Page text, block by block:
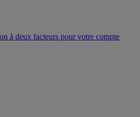
à deux facteurs pour votre compte